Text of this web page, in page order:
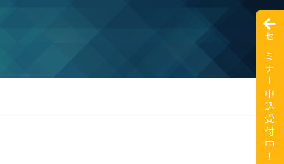
セミナー申込受付中！